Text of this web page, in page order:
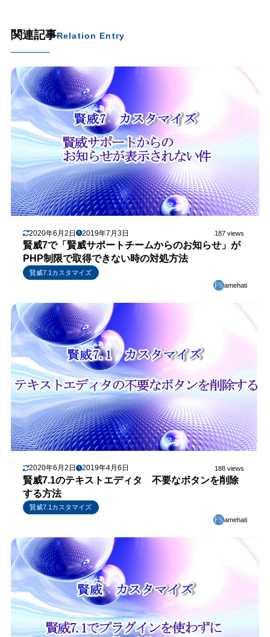
関連記事Relation Entry
2020年6月2日 2019年7月3日 187 views
賢威7で「賢威サポートチームからのお知らせ」が
PHP制限で取得できない時の対処方法
賢威7.1カスタマイズ
amehati
2020年6月2日 2019年4月6日 188 views
賢威7.1のテキストエディタ 不要なボタンを削除
する方法
賢威7.1カスタマイズ
amehati